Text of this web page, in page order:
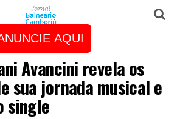
AQUI
Avancini revela os
sua jornada musical e
single